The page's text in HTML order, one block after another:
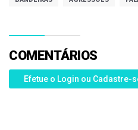
COMENTÁRIOS
Efetue o Login ou Cadastre-